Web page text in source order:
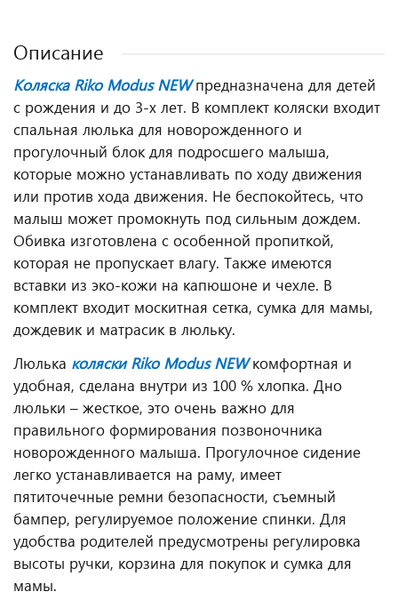
Описание
Коляска Riko Modus NEW предназначена для детей
с рождения и до 3-х лет. В комплект коляски входит
спальная люлька для новорожденного и
прогулочный блок для подросшего малыша,
которые можно устанавливать по ходу движения
или против хода движения. Не беспокойтесь, что
малыш может промокнуть под сильным дождем.
Обивка изготовлена с особенной пропиткой,
которая не пропускает влагу. Также имеются
вставки из эко-кожи на капюшоне и чехле. В
комплект входит москитная сетка, сумка для мамы,
дождевик и матрасик в люльку.
Люлька коляски Riko Modus NEW комфортная и
удобная, сделана внутри из 100 % хлопка. Дно
люльки – жесткое, это очень важно для
правильного формирования позвоночника
новорожденного малыша. Прогулочное сидение
легко устанавливается на раму, имеет
пятиточечные ремни безопасности, съемный
бампер, регулируемое положение спинки. Для
удобства родителей предусмотрены регулировка
высоты ручки, корзина для покупок и сумка для
мамы.